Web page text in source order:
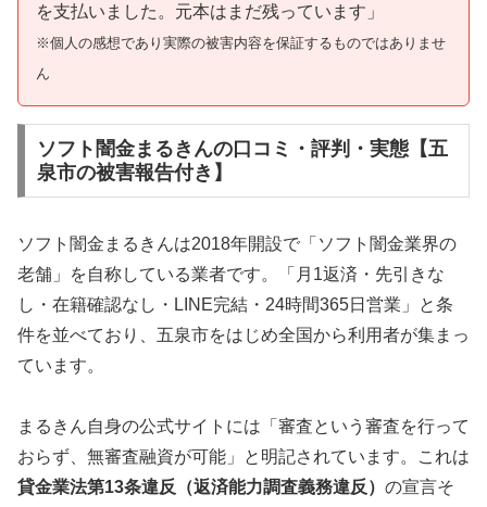
を支払いました。元本はまだ残っています」
※個人の感想であり実際の被害内容を保証するものではありませ
ん
ソフト闇金まるきんの口コミ・評判・実態【五
泉市の被害報告付き】
ソフト闇金まるきんは2018年開設で「ソフト闇金業界の
老舗」を自称している業者です。「月1返済・先引きな
し・在籍確認なし・LINE完結・24時間365日営業」と条
件を並べており、五泉市をはじめ全国から利用者が集まっ
ています。
まるきん自身の公式サイトには「審査という審査を行って
おらず、無審査融資が可能」と明記されています。これは
貸金業法第13条違反（返済能力調査義務違反） の宣言そ